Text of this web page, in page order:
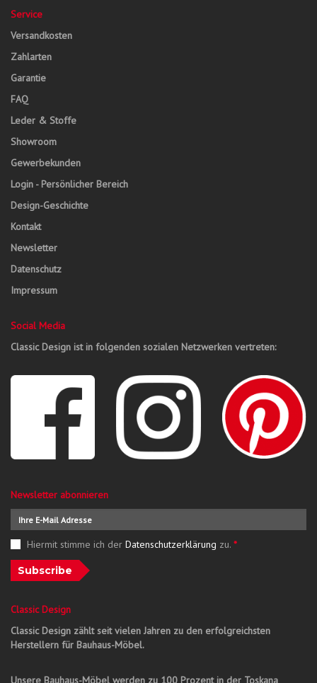
Service
Versandkosten
Zahlarten
Garantie
FAQ
Leder & Stoffe
Showroom
Gewerbekunden
Login - Persönlicher Bereich
Design-Geschichte
Kontakt
Newsletter
Datenschutz
Impressum
Social Media
Classic Design ist in folgenden sozialen Netzwerken vertreten:
Newsletter abonnieren
Hiermit stimme ich der Datenschutzerklärung zu. *
Subscribe
Classic Design
Classic Design zählt seit vielen Jahren zu den erfolgreichsten
Herstellern für Bauhaus-Möbel.
Unsere Bauhaus-Möbel werden zu 100 Prozent in der Toskana